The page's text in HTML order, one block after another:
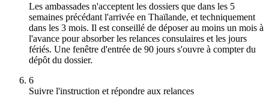
Les ambassades n'acceptent les dossiers que dans les 5
semaines précédant l'arrivée en Thaïlande, et techniquement
dans les 3 mois. Il est conseillé de déposer au moins un mois à
l'avance pour absorber les relances consulaires et les jours
fériés. Une fenêtre d'entrée de 90 jours s'ouvre à compter du
dépôt du dossier.
6
Suivre l'instruction et répondre aux relances